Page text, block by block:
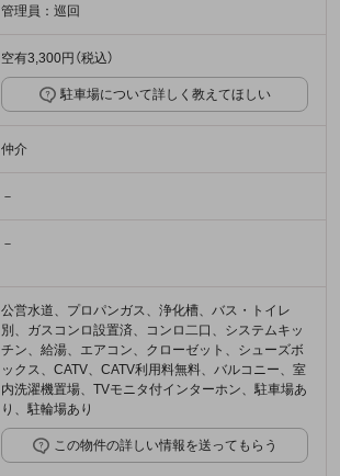
管理員：巡回
空有3,300円（税込）
駐車場について詳しく教えてほしい
仲介
－
－
公営水道、プロパンガス、浄化槽、バス・トイレ
別、ガスコンロ設置済、コンロ二口、システムキッ
チン、給湯、エアコン、クローゼット、シューズボ
ックス、CATV、CATV利用料無料、バルコニー、室
内洗濯機置場、TVモニタ付インターホン、駐車場あ
り、駐輪場あり
この物件の詳しい情報を送ってもらう